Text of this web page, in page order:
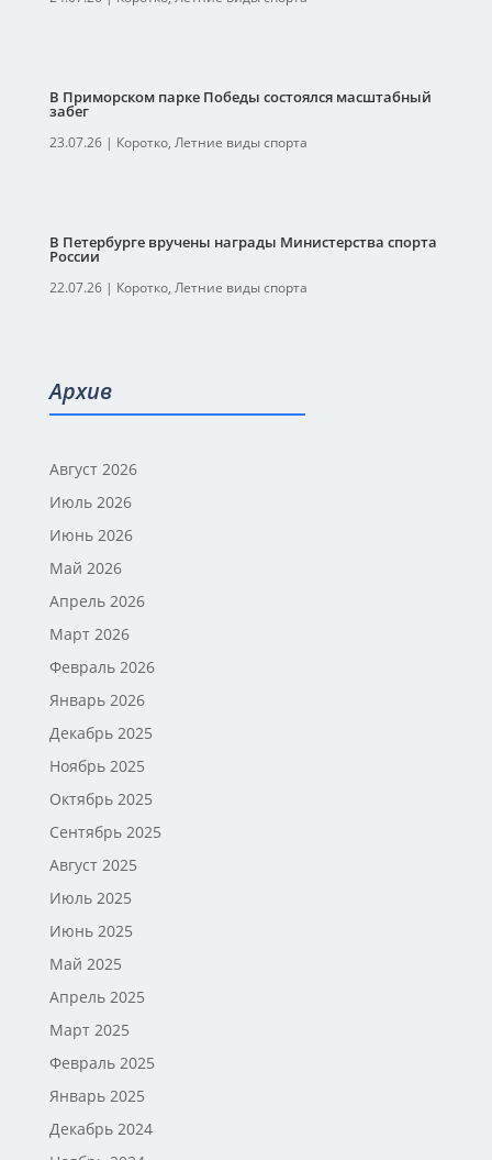
В Приморском парке Победы состоялся масштабный
забег
23.07.26| Коротко, Летние виды спорта
В Петербурге вручены награды Министерства спорта
России
22.07.26| Коротко, Летние виды спорта
Архив
Август 2026
Июль 2026
Июнь 2026
Май 2026
Апрель 2026
Март 2026
Февраль 2026
Январь 2026
Декабрь 2025
Ноябрь 2025
Октябрь 2025
Сентябрь 2025
Август 2025
Июль 2025
Июнь 2025
Май 2025
Апрель 2025
Март 2025
Февраль 2025
Январь 2025
Декабрь 2024